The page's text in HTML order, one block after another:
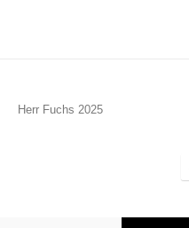
Herr Fuchs 2025